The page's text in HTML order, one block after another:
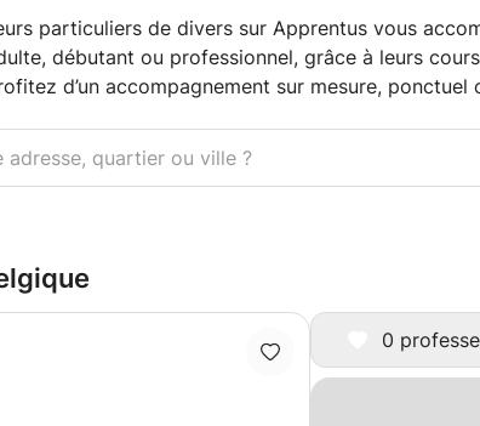
particuliers de divers sur Apprentus vous
débutant ou professionnel, grâce à leurs
d’un accompagnement sur mesure, ponctuel
0